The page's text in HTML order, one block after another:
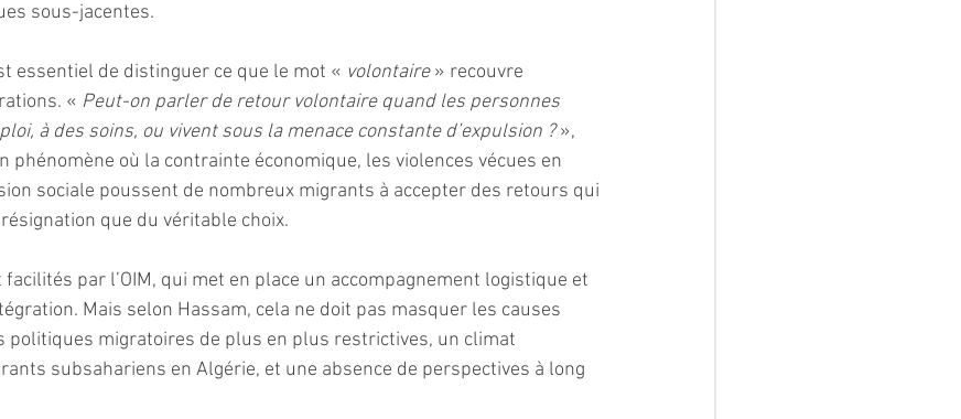
sous-jacentes.
essentiel de distinguer ce que le mot « volontaire » recouvre
« Peut-on parler de retour volontaire quand les personnes
à des soins, ou vivent sous la menace constante d’expulsion ? »,
phénomène où la contrainte économique, les violences vécues en
sociale poussent de nombreux migrants à accepter des retours qui
que du véritable choix.
par l’OIM, qui met en place un accompagnement logistique et
Mais selon Hassam, cela ne doit pas masquer les causes
politiques migratoires de plus en plus restrictives, un climat
subsahariens en Algérie, et une absence de perspectives à long